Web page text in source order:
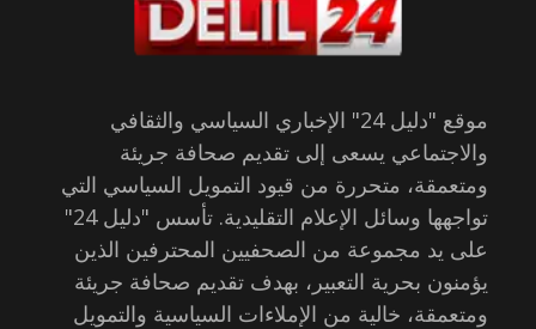
موقع "دليل 24" الإخباري السياسي والثقافي
والاجتماعي يسعى إلى تقديم صحافة جريئة
ومتعمقة، متحررة من قيود التمويل السياسي التي
تواجهها وسائل الإعلام التقليدية. تأسس "دليل 24"
على يد مجموعة من الصحفيين المحترفين الذين
يؤمنون بحرية التعبير، بهدف تقديم صحافة جريئة
ومتعمقة، خالية من الإملاءات السياسية والتمويل